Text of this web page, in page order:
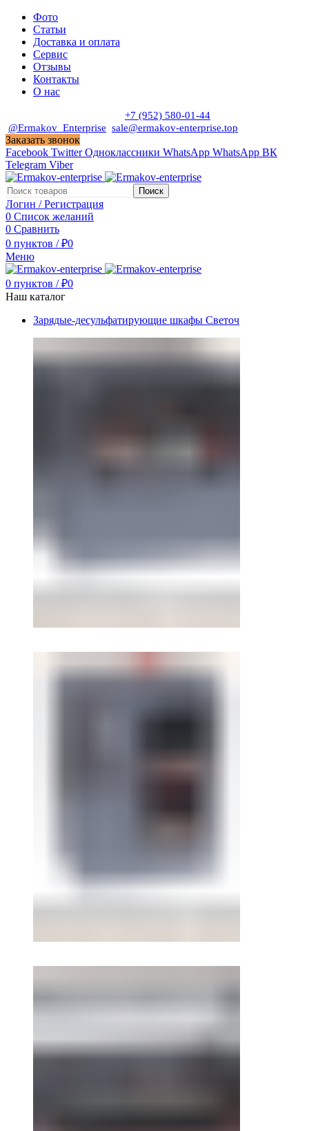
Фото
Статьи
Доставка и оплата
Сервис
Отзывы
Контакты
О нас
+7 (952) 580-01-44
@Ermakov_Enterprise sale@ermakov-enterprise.top
Заказать звонок
Facebook Twitter Одноклассники WhatsApp WhatsApp ВК
Telegram Viber
Поиск
Логин / Регистрация
0 Список желаний
0 Сравнить
0 пунктов / ₽0
Меню
0 пунктов / ₽0
Наш каталог
Зарядые-десульфатирующие шкафы Светоч